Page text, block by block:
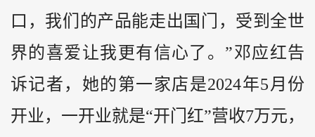
口，我们的产品能走出国门，受到全世
界的喜爱让我更有信心了。”邓应红告
诉记者，她的第一家店是2024年5月份
开业，一开业就是“开门红”营收7万元，